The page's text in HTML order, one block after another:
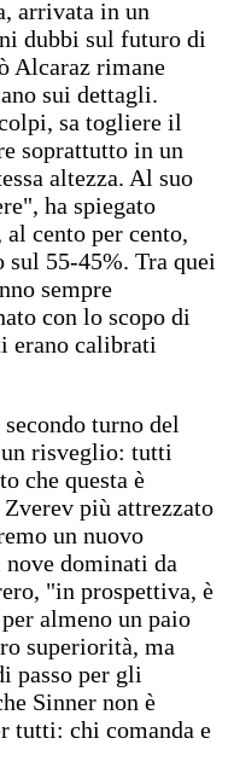
arrivata in un
dubbi sul futuro di
Alcaraz rimane
sui dettagli.
sa togliere il
soprattutto in un
altezza. Al suo
ha spiegato
cento per cento,
sul 55-45%. Tra quei
sempre
con lo scopo di
erano calibrati
turno del
risveglio: tutti
che questa è
più attrezzato
un nuovo
dominati da
"in prospettiva, è
almeno un paio
superiorità, ma
passo per gli
Sinner non è
tutti: chi comanda e